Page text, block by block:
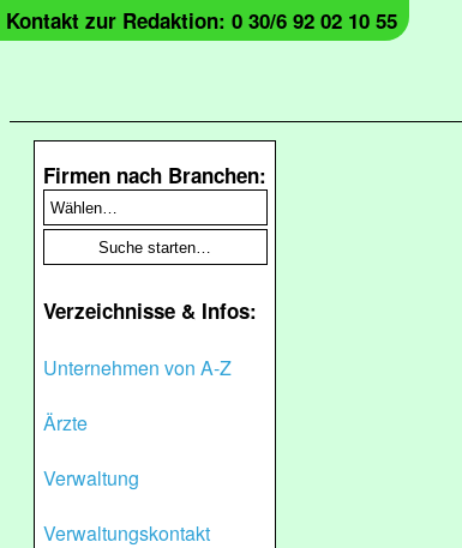
Kontakt zur Redaktion: 0 30/6 92 02 10 55
Firmen nach Branchen:
Verzeichnisse & Infos:
Unternehmen von A-Z
Ärzte
Verwaltung
Verwaltungskontakt